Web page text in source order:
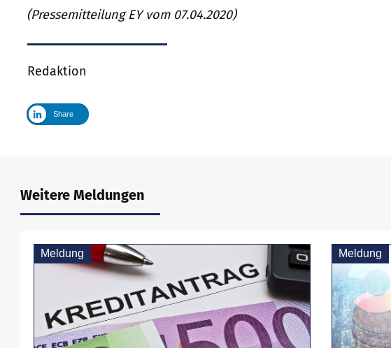
(Pressemitteilung EY vom 07.04.2020)
Redaktion
Share
Weitere Meldungen
Meldung Meldung